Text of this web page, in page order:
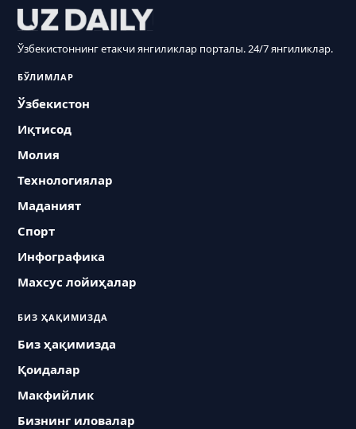
Ўзбекистоннинг етакчи янгиликлар порталы. 24/7 янгиликлар.
БЎЛИМЛАР
Ўзбекистон
Иқтисод
Молия
Технологиялар
Маданият
Спорт
Инфографика
Махсус лойиҳалар
БИЗ ҲАҚИМИЗДА
Биз ҳақимизда
Қоидалар
Макфийлик
Бизнинг иловалар